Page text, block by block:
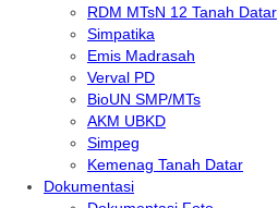
RDM MTsN 12 Tanah Datar
Simpatika
Emis Madrasah
Verval PD
BioUN SMP/MTs
AKM UBKD
Simpeg
Kemenag Tanah Datar
Dokumentasi